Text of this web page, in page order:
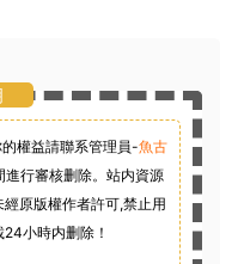
權益請聯系管理員-魚古
進行審核删除。站内資源
原版權作者許可,禁止用
小時内删除！